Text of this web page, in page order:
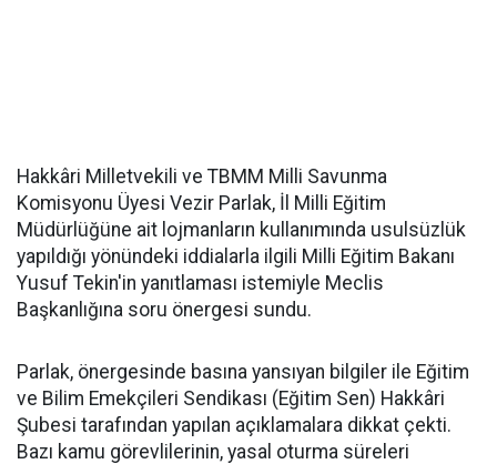
Hakkâri Milletvekili ve TBMM Milli Savunma
Komisyonu Üyesi Vezir Parlak, İl Milli Eğitim
Müdürlüğüne ait lojmanların kullanımında usulsüzlük
yapıldığı yönündeki iddialarla ilgili Milli Eğitim Bakanı
Yusuf Tekin'in yanıtlaması istemiyle Meclis
Başkanlığına soru önergesi sundu.
Parlak, önergesinde basına yansıyan bilgiler ile Eğitim
ve Bilim Emekçileri Sendikası (Eğitim Sen) Hakkâri
Şubesi tarafından yapılan açıklamalara dikkat çekti.
Bazı kamu görevlilerinin, yasal oturma süreleri